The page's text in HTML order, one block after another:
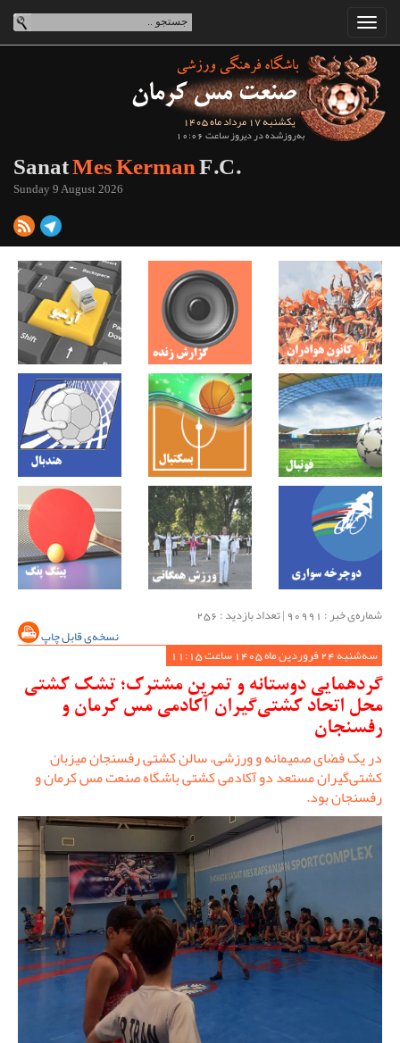
یکشنبه 17 مرداد ماه 1405
به‌روزشده در دیروز ساعت 10:06
SanatMes KermanF.C.
Sunday 9 August 2026
شماره‌ی خبر : ‌90991 | تعداد بازدید : 256
نسخه‌ی قابل چاپ
سه‌شنبه 24 فروردین ماه 1405 ساعت 11:15
گردهمایی دوستانه و تمرین مشترک؛ تشک کشتی
محل اتحاد کشتی‌گیران آکادمی مس کرمان و
رفسنجان
در یک فضای صمیمانه و ورزشی، سالن کشتی رفسنجان میزبان
کشتی‌گیران مستعد دو آکادمی کشتی باشگاه صنعت مس کرمان و
رفسنجان بود.